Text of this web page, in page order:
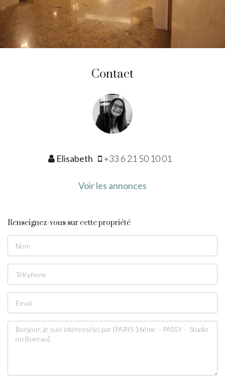
Contact
Elisabeth +33 6 21 50 10 01
Voir les annonces
Renseignez-vous sur cette propriété